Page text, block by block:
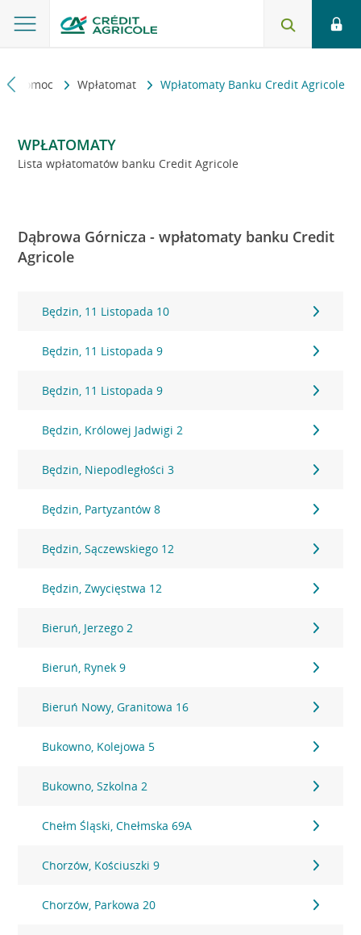
i pomoc Wpłatomat Wpłatomaty Banku Credit Agricole
WPŁATOMATY
Lista wpłatomatów banku Credit Agricole
Dąbrowa Górnicza - wpłatomaty banku Credit
Agricole
Będzin, 11 Listopada 10
Będzin, 11 Listopada 9
Będzin, 11 Listopada 9
Będzin, Królowej Jadwigi 2
Będzin, Niepodległości 3
Będzin, Partyzantów 8
Będzin, Sączewskiego 12
Będzin, Zwycięstwa 12
Bieruń, Jerzego 2
Bieruń, Rynek 9
Bieruń Nowy, Granitowa 16
Bukowno, Kolejowa 5
Bukowno, Szkolna 2
Chełm Śląski, Chełmska 69A
Chorzów, Kościuszki 9
Chorzów, Parkowa 20